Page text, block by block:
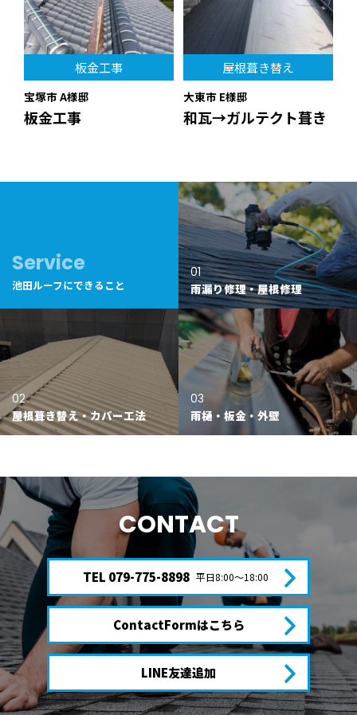
板金工事
板金工事
宝塚市 A様邸
屋根葺き替え
和瓦→ガルテクト葺き
大東市 E様邸
Service
池田ルーフにできること
01
雨漏り修理・屋根修理
02
屋根葺き替え・カバー工法
03
雨樋・板金・外壁
CONTACT
TEL 079-775-8898 平日8:00〜18:00
ContactFormはこちら
LINE友達追加